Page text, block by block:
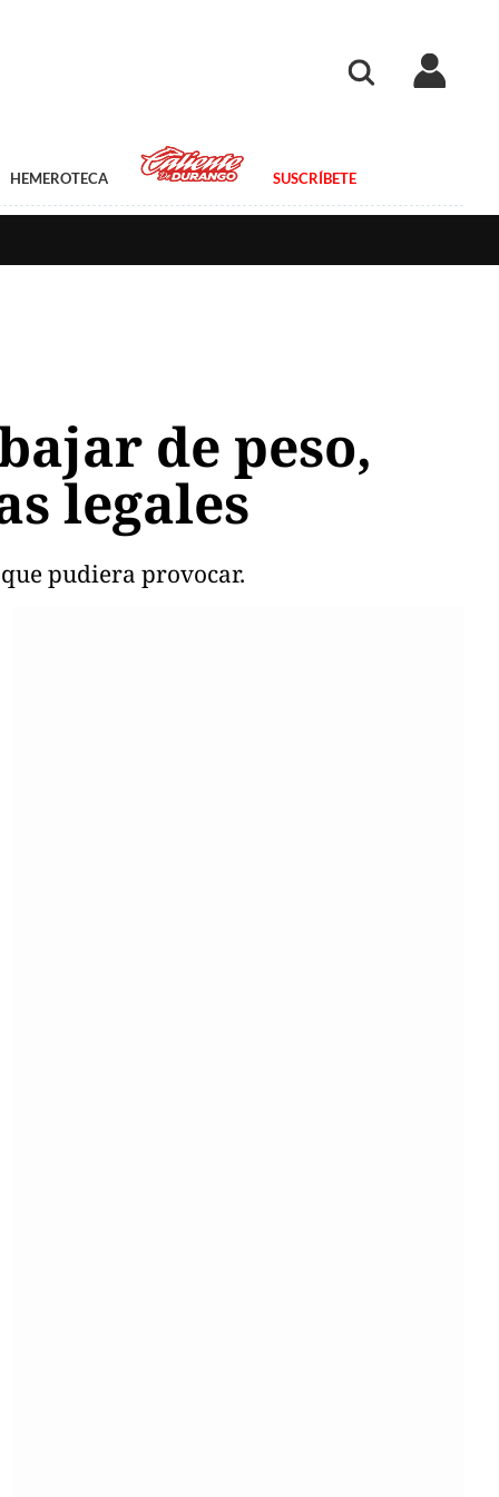
HEMEROTECA SUSCRÍBETE
de peso,
legales
pudiera provocar.